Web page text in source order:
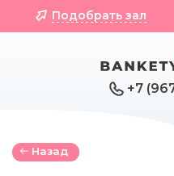
+7
Подобрать зал
Назад